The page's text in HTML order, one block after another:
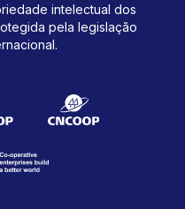
intelectual dos
pela legislação